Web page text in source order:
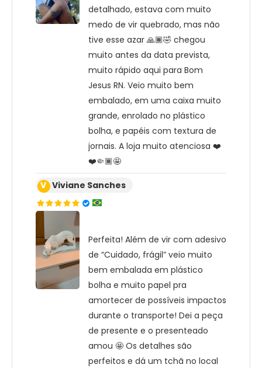
detalhado, estava com muito
medo de vir quebrado, mas não
tive esse azar 🙏🏾🤣 chegou
muito antes da data prevista,
muito rápido aqui para Bom
Jesus RN. Veio muito bem
embalado, em uma caixa muito
grande, enrolado no plástico
bolha, e papéis com textura de
jornais. A loja muito atenciosa ❤️
❤️🤏🏾🤩
V Viviane Sanches
Perfeita! Além de vir com adesivo
de “Cuidado, frágil” veio muito
bem embalada em plástico
bolha e muito papel pra
amortecer de possíveis impactos
durante o transporte! Dei a peça
de presente e o presenteado
amou 🤩 Os detalhes são
perfeitos e dá um tchã no local